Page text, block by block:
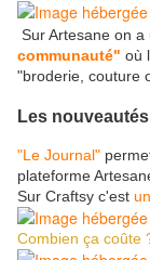
Sur Artesane on a
communauté" où
"broderie, couture
Les nouveautés
"Le Journal"
plateforme
Sur Craftsy c'est
Combien ça coûte